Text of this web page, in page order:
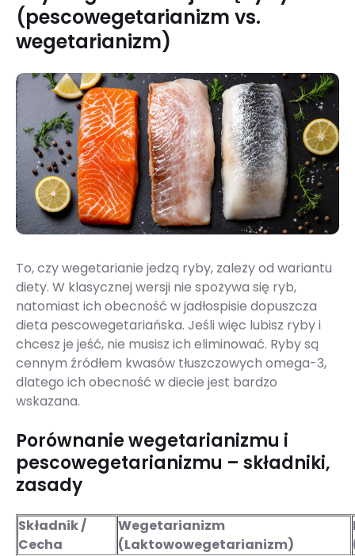
(pescowegetarianizm vs.
wegetarianizm)
To, czy wegetarianie jedzą ryby, zależy od wariantu
diety. W klasycznej wersji nie spożywa się ryb,
natomiast ich obecność w jadłospisie dopuszcza
dieta pescowegetariańska. Jeśli więc lubisz ryby i
chcesz je jeść, nie musisz ich eliminować. Ryby są
cennym źródłem kwasów tłuszczowych omega-3,
dlatego ich obecność w diecie jest bardzo
wskazana.
Porównanie wegetarianizmu i
pescowegetarianizmu – składniki,
zasady
Składnik /
Cecha
Wegetarianizm
(Laktowowegetarianizm)